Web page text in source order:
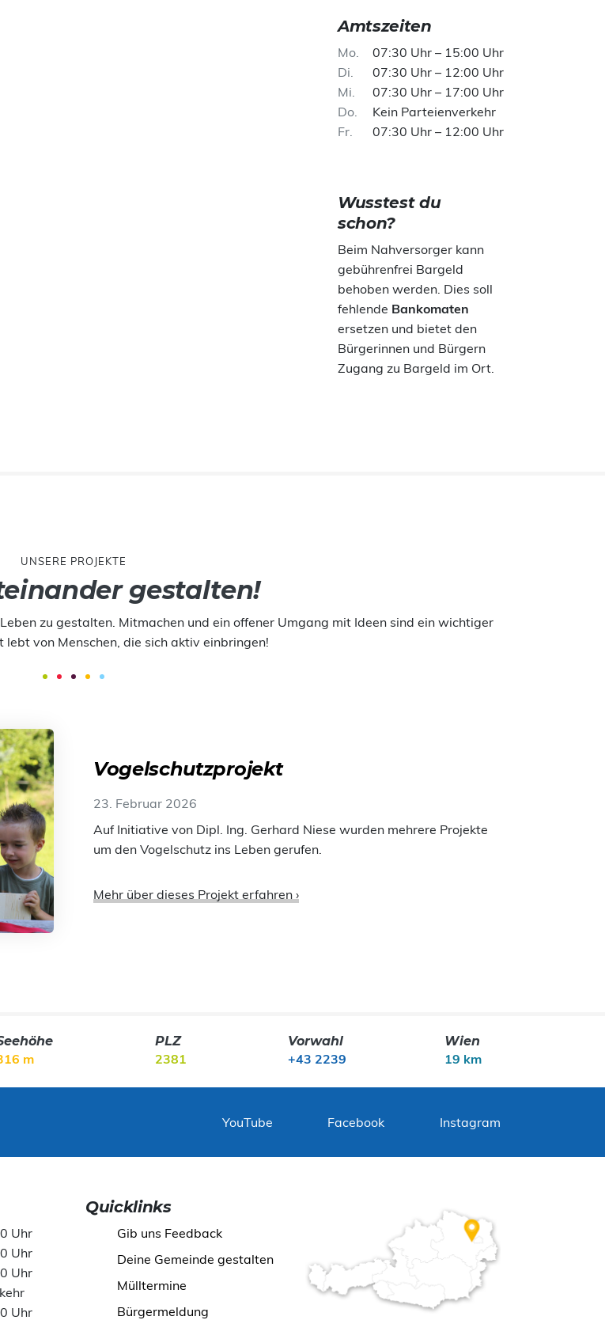
Amtszeiten
Mo
07:30 Uhr – 15:00 Uhr
Di
07:30 Uhr – 12:00 Uhr
Mi
07:30 Uhr – 17:00 Uhr
Do
Kein Parteienverkehr
Fr
07:30 Uhr – 12:00 Uhr
Wusstest du
schon?
Beim Nahversorger kann
gebührenfrei Bargeld
behoben werden. Dies soll
fehlende Bankomaten
ersetzen und bietet den
Bürgerinnen und Bürgern
Zugang zu Bargeld im Ort.
UNSERE PROJEKTE
gestalten!
zu gestalten. Mitmachen und ein offener Umgang mit Ideen sind ein wichtiger
lebt von Menschen, die sich aktiv einbringen!
Vogelschutzprojekt
23. Februar 2026
Auf Initiative von Dipl. Ing. Gerhard Niese wurden mehrere Projekte
um den Vogelschutz ins Leben gerufen.
Mehr über dieses Projekt erfahren ›
m
PLZ
2381
Vorwahl
+43 2239
Wien
19 km
YouTube Facebook Instagram
Uhr
Uhr
Uhr
Uhr
Quicklinks
Gib uns Feedback
Deine Gemeinde gestalten
Mülltermine
Bürgermeldung